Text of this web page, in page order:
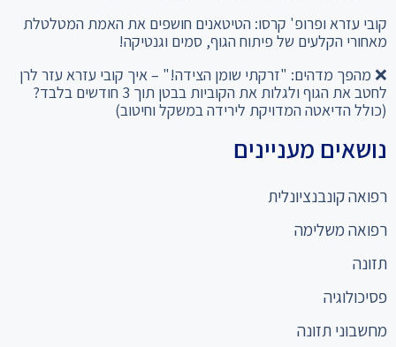
❌ מהפך מדהים: "זרקתי שומן הצידה!" – איך קובי עזרא עזר לרן
(כולל הדיאטה המדויקת לירידה במשקל וחיטוב)
נושאים מעניינים
רפואה קונבנציונלית
רפואה משלימה
תזונה
פסיכולוגיה
מחשבוני תזונה
כניסה למומחים